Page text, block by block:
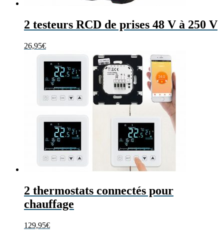
2 testeurs RCD de prises 48 V à 250 V
26,95€
2 thermostats connectés pour
chauffage
129,95€